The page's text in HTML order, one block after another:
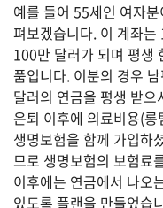
머
니/
재
테
크
유
학/
예를 들어 55세인 여자
펴보겠습니다. 이 계좌
100만 달러가 되며 평생
품입니다. 이분의 경우
달러의 연금을 평생 받
은퇴 이후에 의료비용(
생명보험을 함께 가입하
므로 생명보험의 보험료
이후에는 연금에서 나오
있도록 플랜을 만들었습